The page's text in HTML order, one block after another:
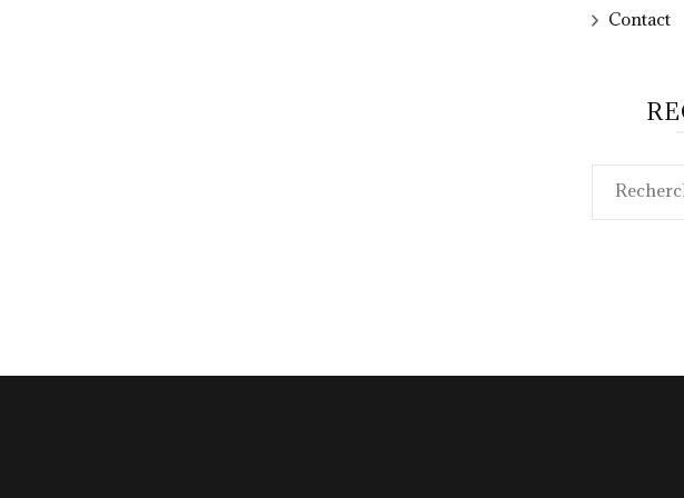
Contact